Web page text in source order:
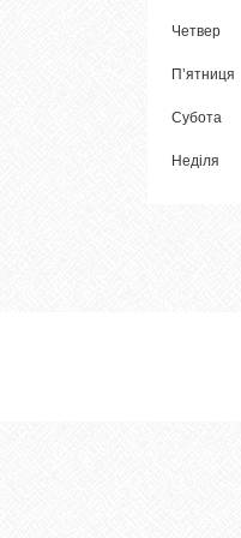
Четвер
Пʼятниця
Субота
Неділя